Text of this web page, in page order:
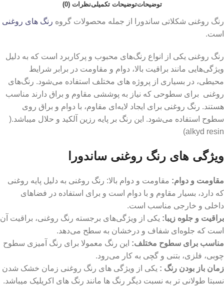
توضیحاتتوضیحات تکمیلینظرات (0)
رنگ روغنی شکلاتی ساندورا از جمله محصولات گروه رنگ های روغنی
است.
رنگ روغنی یکی از انواع رنگ‌های محبوب و پرکاربرد است که به دلیل
ویژگی‌هایی مانند براقیت بالا، دوام و مقاومت در برابر شرایط
محیطی، در بسیاری از پروژه‌ های مختلف استفاده می‌شود. رنگ‌های
روغنی برای سطوحی که نیاز به پوششی مقاوم و براق دارند مناسب
هستند. رنگ روغنی برای ایجاد لایه‌ای مقاوم، با دوام و براق روی
سطوح استفاده می‌شود. این رنگ بر پایه رزین آلکید و حلال میباشد.(
alkyd resin)
ویژگی های رنگ روغنی ساندورا
مقاومت و دوام: مقاومت و دوام بالا: رنگ روغنی به دلیل پایه روغنی
که دارد، بسیار مقاوم و با دوام است و برای استفاده در فضاهای
داخلی و خارجی مناسب است.
براقیت و جلوه زیبا: یکی از ویژگی‌های برجسته رنگ روغنی، براقیت آن
است که جلوه‌ای شفاف و درخشان به سطح می‌دهد.
مناسب برای سطوح مختلف: این رنگ معمولا برای رنگ آمیزی سطوح
چوبی، فلزی، بتنی و گچی به کار می‌رود.
زمان باز بودن رنگ : یکی از ویژگی های رنگ روغنی زمان خشک شدن
نسبتا طولانی تر به نسبت دیگر رنگ ها مانند رنگ های اکریلیک میباشد.